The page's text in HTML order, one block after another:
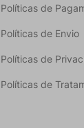
Políticas de
Políticas de Envio
Políticas de
Políticas de